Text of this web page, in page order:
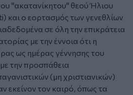
"ακατανίκητου" θεού Ήλιου
και ο εορτασμός των γενεθλίων
σε όλη την επικράτεια
με την έννοια ότι η
ως ημέρας γέννησης του
την προσπάθεια
(μη χριστιανικών)
εκείνον τον καιρό, όπως τα